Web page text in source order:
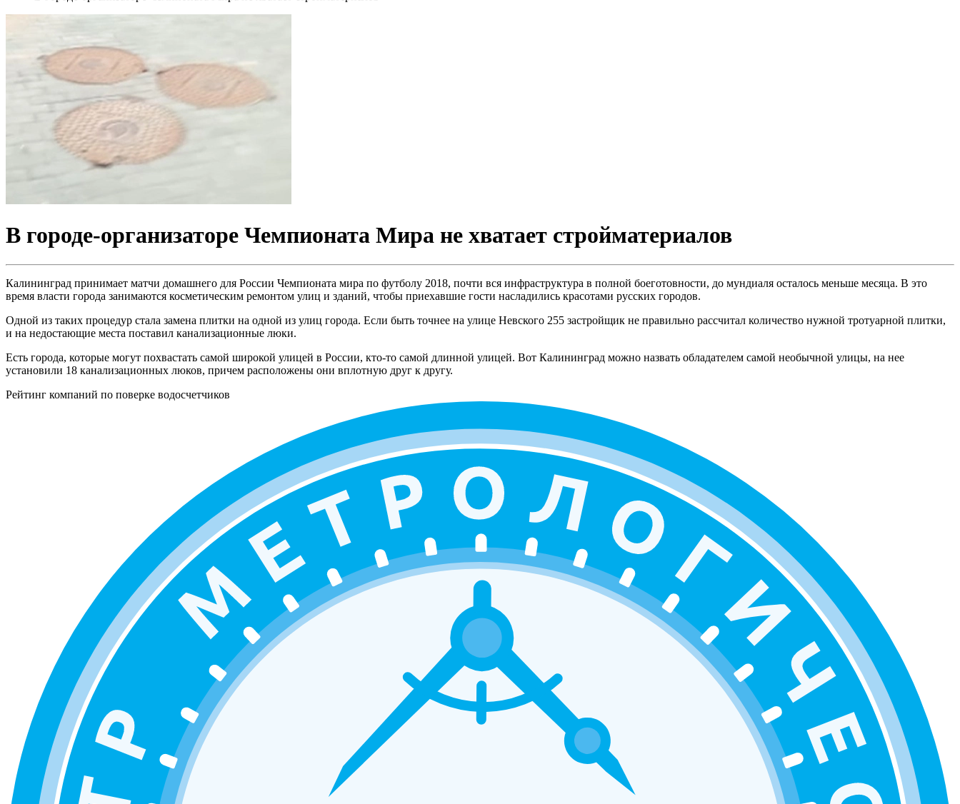
В городе-организаторе Чемпионата Мира не хватает стройматериалов
Калининград принимает матчи домашнего для России Чемпионата мира по футболу 2018, почти вся инфраструктура в полной боеготовности, до мундиаля осталось меньше месяца. В это
время власти города занимаются косметическим ремонтом улиц и зданий, чтобы приехавшие гости насладились красотами русских городов.
Одной из таких процедур стала замена плитки на одной из улиц города. Если быть точнее на улице Невского 255 застройщик не правильно рассчитал количество нужной тротуарной плитки,
и на недостающие места поставил канализационные люки.
Есть города, которые могут похвастать самой широкой улицей в России, кто-то самой длинной улицей. Вот Калининград можно назвать обладателем самой необычной улицы, на нее
установили 18 канализационных люков, причем расположены они вплотную друг к другу.
Рейтинг компаний по поверке водосчетчиков